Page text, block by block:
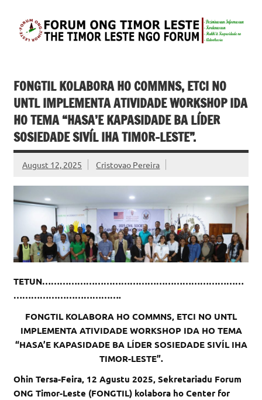
content
FONGTIL – Forum
Leste
FONGTIL KOLABORA HO COMMNS, ETCI NO
UNTL IMPLEMENTA ATIVIDADE WORKSHOP IDA
HO TEMA “HASA’E KAPASIDADE BA LÍDER
SOSIEDADE SIVÍL IHA TIMOR-LESTE”.
August 12, 2025 Cristovao Pereira
TETUN……………………………………………………………
……………………………….
FONGTIL KOLABORA HO COMMNS, ETCI NO UNTL
IMPLEMENTA ATIVIDADE WORKSHOP IDA HO TEMA
“HASA’E KAPASIDADE BA LÍDER SOSIEDADE SIVÍL IHA
TIMOR-LESTE”.
Ohin Tersa-Feira, 12 Agustu 2025, Sekretariadu Forum
ONG Timor-Leste (FONGTIL) kolabora ho Center for